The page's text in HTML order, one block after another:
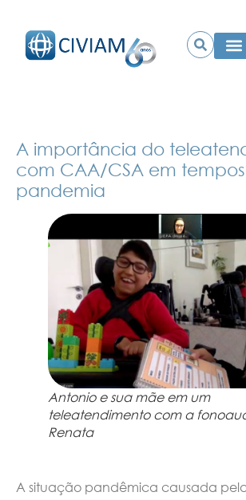
A importância do
com CAA/CSA em
pandemia
Antonio e sua mãe em um
teleatendimento com a
Renata
A situação pandêmica causada